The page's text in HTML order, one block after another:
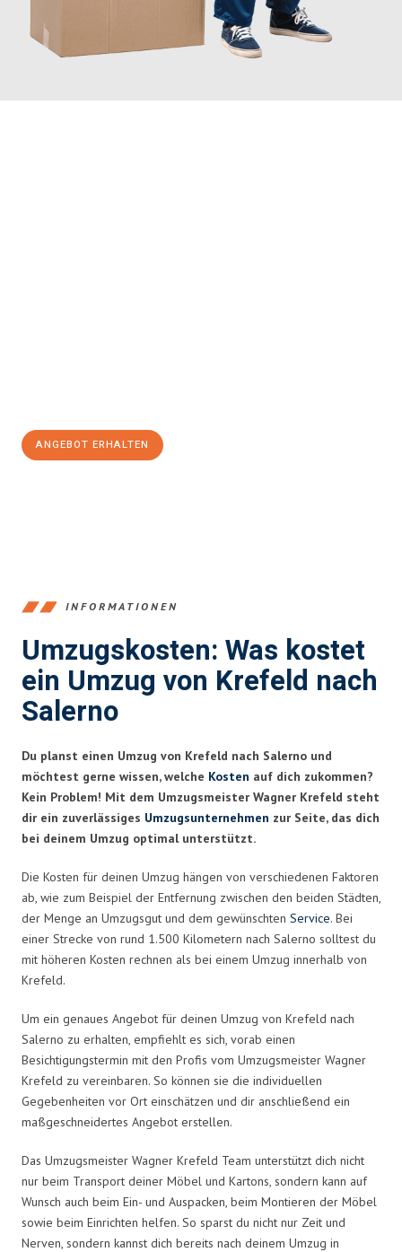
ANGEBOT ERHALTEN
INFORMATIONEN
Umzugskosten: Was kostet
ein Umzug von Krefeld nach
Salerno
Du planst einen Umzug von Krefeld nach Salerno und
möchtest gerne wissen, welche Kosten auf dich zukommen?
Kein Problem! Mit dem Umzugsmeister Wagner Krefeld steht
dir ein zuverlässiges Umzugsunternehmen zur Seite, das dich
bei deinem Umzug optimal unterstützt.
Die Kosten für deinen Umzug hängen von verschiedenen Faktoren
ab, wie zum Beispiel der Entfernung zwischen den beiden Städten,
der Menge an Umzugsgut und dem gewünschten Service. Bei
einer Strecke von rund 1.500 Kilometern nach Salerno solltest du
mit höheren Kosten rechnen als bei einem Umzug innerhalb von
Krefeld.
Um ein genaues Angebot für deinen Umzug von Krefeld nach
Salerno zu erhalten, empfiehlt es sich, vorab einen
Besichtigungstermin mit den Profis vom Umzugsmeister Wagner
Krefeld zu vereinbaren. So können sie die individuellen
Gegebenheiten vor Ort einschätzen und dir anschließend ein
maßgeschneidertes Angebot erstellen.
Das Umzugsmeister Wagner Krefeld Team unterstützt dich nicht
nur beim Transport deiner Möbel und Kartons, sondern kann auf
Wunsch auch beim Ein- und Auspacken, beim Montieren der Möbel
sowie beim Einrichten helfen. So sparst du nicht nur Zeit und
Nerven, sondern kannst dich bereits nach deinem Umzug in